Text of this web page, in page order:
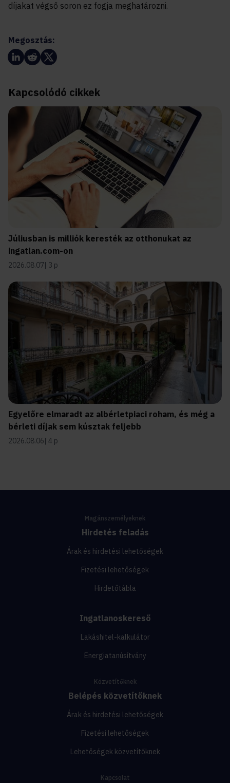
díjakat végső soron ez fogja meghatározni.
Megosztás:
Kapcsolódó cikkek
Júliusban is milliók keresték az otthonukat az
ingatlan.com-on
2026.08.07 3 p
Egyelőre elmaradt az albérletpiaci roham, és még a
bérleti díjak sem kúsztak feljebb
2026.08.06 4 p
Magánszemélyeknek
Hirdetés feladás
Árak és hirdetési lehetőségek
Fizetési lehetőségek
Hirdetőtábla
Ingatlanoskereső
Lakáshitel-kalkulátor
Energiatanúsítvány
Közvetítőknek
Belépés közvetítőknek
Árak és hirdetési lehetőségek
Fizetési lehetőségek
Lehetőségek közvetítőknek
Kapcsolat